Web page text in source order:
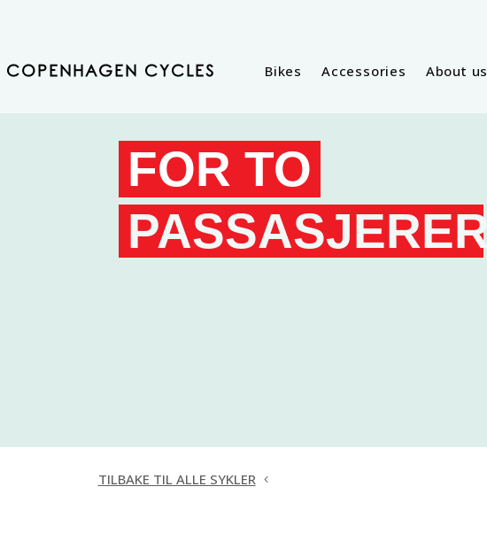
COPENHAGEN CYCLES Bikes Accessories About us
FOR TO
PASSASJERER
TILBAKE TIL ALLE SYKLER